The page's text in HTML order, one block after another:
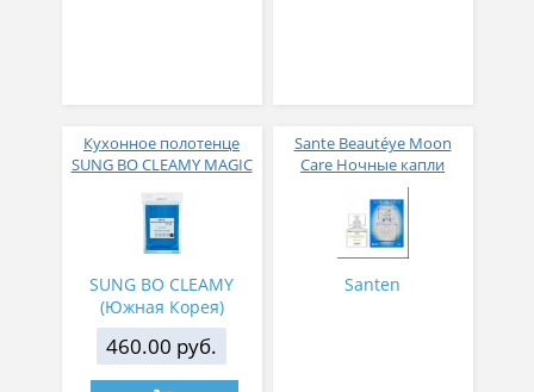
Кухонное полотенце
SUNG BO CLEAMY MAGIC
32 х 65
SUNG BO CLEAMY
(Южная Корея)
460.00 руб.
Sante Beautéye Moon
Care Ночные капли
снимающие усталость
12 мл
Santen